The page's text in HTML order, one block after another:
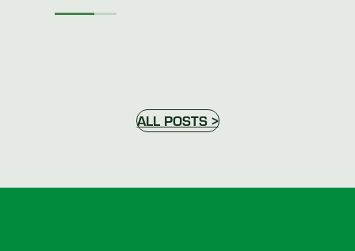
ALL POSTS >